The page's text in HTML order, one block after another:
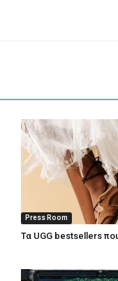
Press Room
Τα UGG bestsellers